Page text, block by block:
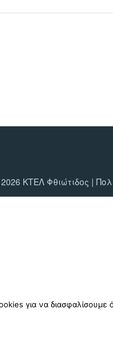
ΚΤΕΛ Φθιώτιδος |
για να διασφαλίσουμε